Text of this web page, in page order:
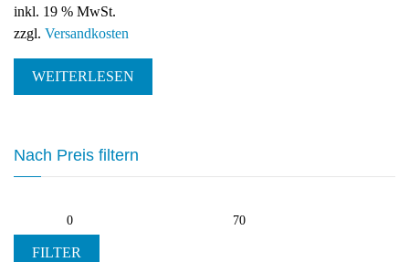
inkl. 19 % MwSt.
zzgl. Versandkosten
WEITERLESEN
Nach Preis filtern
Min.
Preis
Max.
FILTER